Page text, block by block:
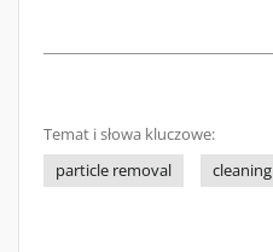
Temat i słowa kluczowe:
particle removal
cleaning